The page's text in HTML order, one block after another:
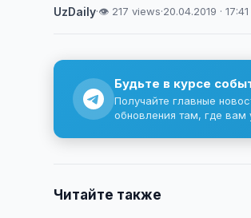
UzDaily·👁 217 views·20.04.2019 · 17:41
Будьте в курсе
Получайте главные
обновления там, где вам
Читайте также